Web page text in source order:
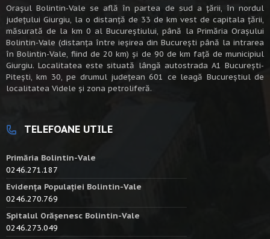
Oraşul Bolintin-Vale se află în partea de sud a ţării, în nordul
judeţului Giurgiu, la o distanţă de 33 de km vest de capitala țării,
măsurată de la km 0 al Bucureștiului, până la Primăria Orașului
Bolintin-Vale (distanța între ieșirea din București până la intrarea
în Bolintin-Vale, fiind de 20 km) şi de 90 de km faţă de municipiul
Giurgiu. Localitatea este situată lângă autostrada A1 Bucureşti-
Piteşti, km 30, pe drumul judeţean 601 ce leagă Bucureştiul de
localitatea Videle şi zona petroliferă.
TELEFOANE UTILE
Primăria Bolintin-Vale
0246.271.187
Evidența Populației Bolintin-Vale
0246.270.769
Spitalul Orășenesc Bolintin-Vale
0246.273.049